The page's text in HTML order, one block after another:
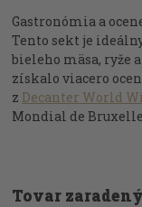
Gastronómia a
Tento sekt je
bieleho mäsa, ryže
získalo viacero
z Decanter World
Mondial de
Tovar